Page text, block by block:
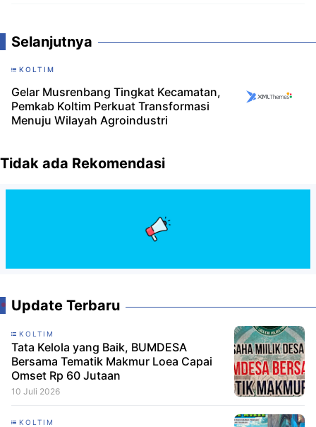
Selanjutnya
KOLTIM
Gelar Musrenbang Tingkat Kecamatan,
Pemkab Koltim Perkuat Transformasi
Menuju Wilayah Agroindustri
Tidak ada Rekomendasi
Update Terbaru
KOLTIM
Tata Kelola yang Baik, BUMDESA
Bersama Tematik Makmur Loea Capai
Omset Rp 60 Jutaan
10 Juli 2026
KOLTIM